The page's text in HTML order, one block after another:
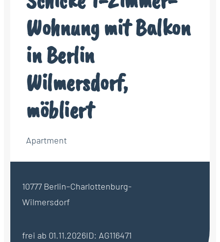
Wohnung mit Balkon
in Berlin
Wilmersdorf,
möbliert
Apartment
10777 Berlin–Charlottenburg-
Wilmersdorf
frei ab 01.11.2026ID: AG116471